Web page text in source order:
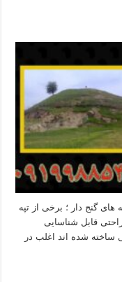
گنج دار ؛ برخی از تپه
قابل شناسایی
شده اند اغلب در